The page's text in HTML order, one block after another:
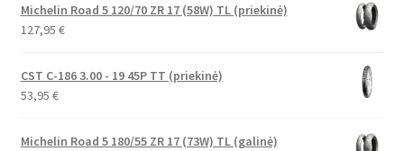
Michelin Road 5 120/70 ZR 17 (58W) TL (priekinė)
127,95 €
CST C-186 3.00 - 19 45P TT (priekinė)
53,95 €
Michelin Road 5 180/55 ZR 17 (73W) TL (galinė)